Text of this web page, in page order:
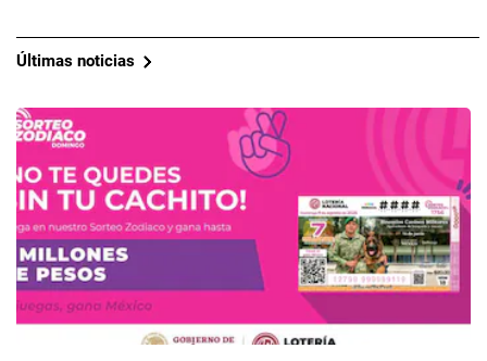
Últimas noticias